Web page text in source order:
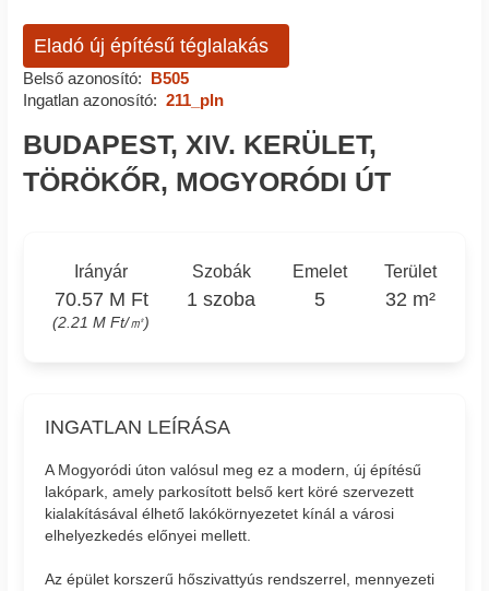
Eladó új építésű téglalakás
Belső azonosító: B505
Ingatlan azonosító: 211_pln
BUDAPEST, XIV. KERÜLET,
TÖRÖKŐR, MOGYORÓDI ÚT
Irányár
70.57 M Ft
(2.21 M Ft/㎡)
Szobák
1 szoba
Emelet
5
Terület
32 m²
INGATLAN LEÍRÁSA
A Mogyoródi úton valósul meg ez a modern, új építésű
lakópark, amely parkosított belső kert köré szervezett
kialakításával élhető lakókörnyezetet kínál a városi
elhelyezkedés előnyei mellett.
Az épület korszerű hőszivattyús rendszerrel, mennyezeti